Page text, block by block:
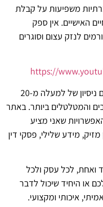
משפיעות על קבלת
האישיים. אין ספק
לנזק עצום וסוגרים
https://
אני רונן הלל, מומחה ניהול מוניטין עם ניסיון של למעלה מ-20
והמטלטלים ביותר. באתר
שאני מציע
מידע שלילי, פסקי דין
ואחת, לכל עסק ולכל
או היחיד שיכול לדבר
איכותי ומקצועי.